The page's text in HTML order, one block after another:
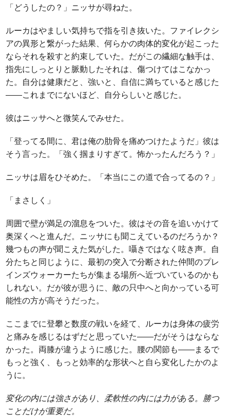
「どうしたの？」ニッサが尋ねた。
ルーカはやましい気持ちで指を引き抜いた。ファイレクシ
アの異形と繋がった結果、何らかの肉体的変化が起こった
ならそれを殺すと約束していた。だがこの繊細な触手は、
指先にしっとりと脈動したそれは、傷つけてはこなかっ
た。自分は健康だと、強いと、自信に満ちていると感じた
――これまでにないほど、自分らしいと感じた。
彼はニッサへと微笑んでみせた。
「登ってる間に、君は俺の肋骨を痛めつけたようだ」彼は
そう言った。「強く掴まりすぎて。怖かったんだろう？」
ニッサは眉をひそめた。「本当にこの道で合ってるの？」
「まさしく」
周囲で壁が満足の溜息をついた。彼はその音を追いかけて
奥深くへと進んだ。ニッサにも聞こえているのだろうか？
幾つもの声が聞こえた気がした。囁きではなく呟き声。自
分たちと同じように、最初の突入で分断された仲間のプレ
インズウォーカーたちが集まる場所へ近づいているのかも
しれない。だが彼が思うに、敵の只中へと向かっている可
能性の方が高そうだった。
ここまでに登攀と数度の戦いを経て、ルーカは身体の疲労
と痛みを感じるはずだと思っていた――だがそうはならな
かった。両膝が違うように感じた。腰の関節も――まるで
もっと強く、もっと効率的な形状へと自ら変化したかのよ
うに。
変化の内には強さがあり、柔軟性の内には力がある。勝つ
ことだけが重要だ。